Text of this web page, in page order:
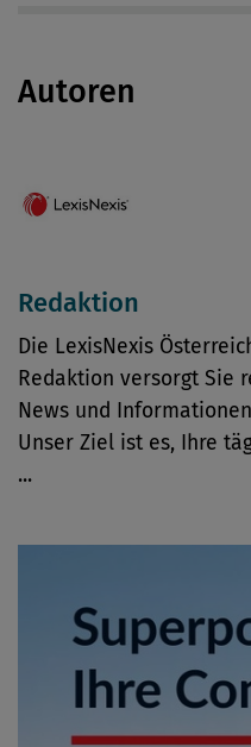
Autoren
Redaktion
Die LexisNexis
Redaktion versorgt Sie
News und
Unser Ziel ist es, Ihre
...